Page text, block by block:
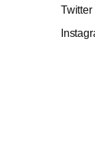
Twitter